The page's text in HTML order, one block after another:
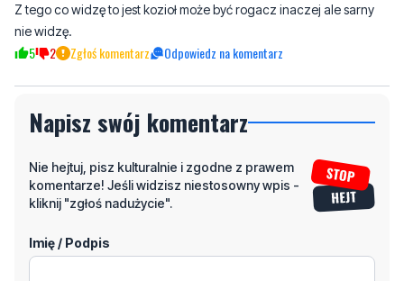
Z tego co widzę to jest kozioł może być rogacz inaczej ale sarny
nie widzę.
5 2 Zgłoś komentarz Odpowiedz na komentarz
Napisz swój komentarz
Nie hejtuj, pisz kulturalnie i zgodne z prawem
komentarze! Jeśli widzisz niestosowny wpis -
kliknij "zgłoś nadużycie".
Imię / Podpis